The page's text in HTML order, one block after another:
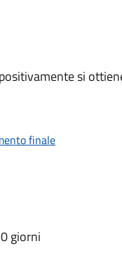
si
finale
giorni